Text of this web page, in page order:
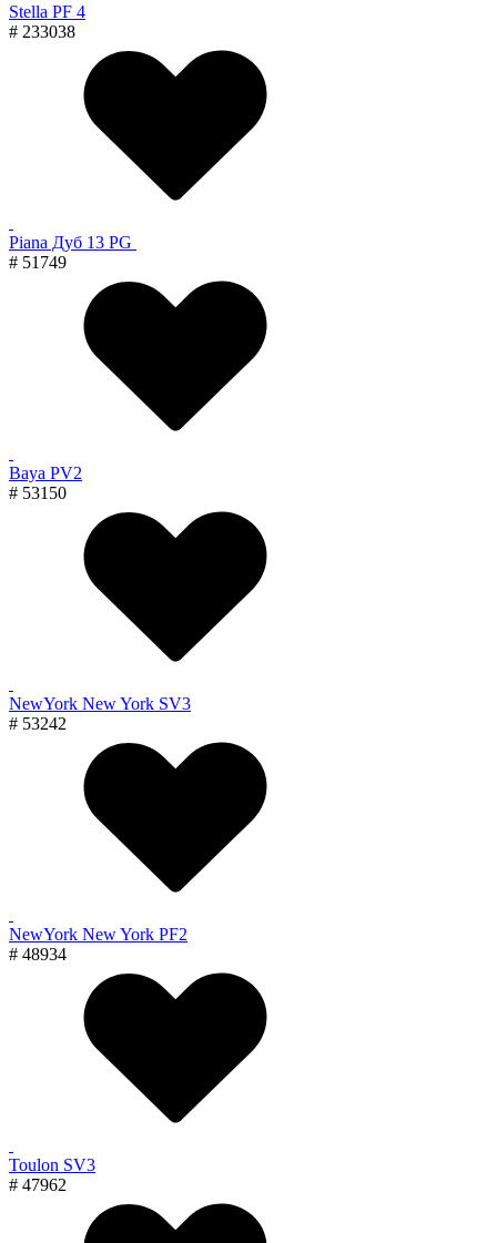
Stella PF 4
# 233038
Piana Дуб 13 PG
# 51749
Baya PV2
# 53150
NewYork New York SV3
# 53242
NewYork New York PF2
# 48934
Toulon SV3
# 47962